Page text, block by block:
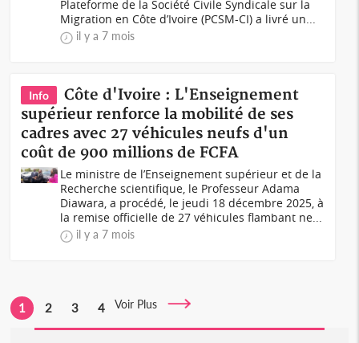
Plateforme de la Société Civile Syndicale sur la
Migration en Côte d’Ivoire (PCSM-CI) a livré un...
il y a 7 mois
Info
Côte d'Ivoire : L'Enseignement
supérieur renforce la mobilité de ses
cadres avec 27 véhicules neufs d'un
coût de 900 millions de FCFA
Le ministre de l’Enseignement supérieur et de la
Recherche scientifique, le Professeur Adama
Diawara, a procédé, le jeudi 18 décembre 2025, à
la remise officielle de 27 véhicules flambant ne...
il y a 7 mois
1 2 3 4 Voir Plus